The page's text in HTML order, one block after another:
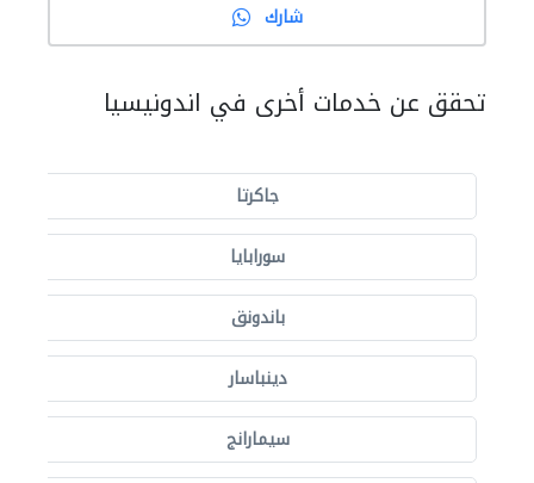
شارك
تحقق عن خدمات أخرى في اندونيسيا
جاكرتا
سورابايا
باندونق
دينباسار
سيمارانج